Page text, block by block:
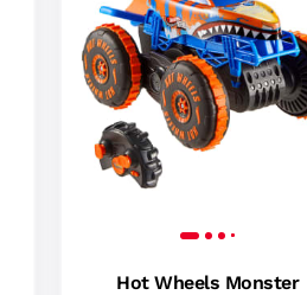
Hot Wheels Monster